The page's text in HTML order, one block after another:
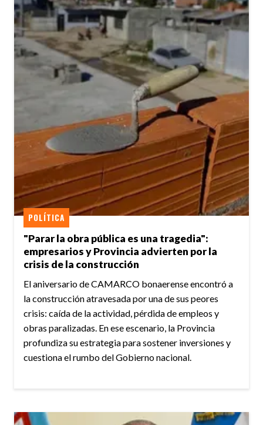
"Parar la obra pública es una tragedia":
empresarios y Provincia advierten por la
crisis de la construcción
POLÍTICA
El aniversario de CAMARCO bonaerense encontró a
la construcción atravesada por una de sus peores
crisis: caída de la actividad, pérdida de empleos y
obras paralizadas. En ese escenario, la Provincia
profundiza su estrategia para sostener inversiones y
cuestiona el rumbo del Gobierno nacional.